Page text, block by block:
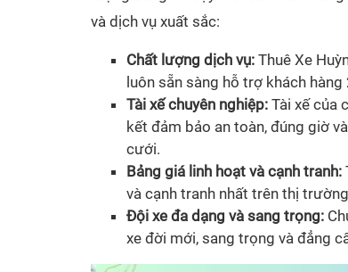
và dịch vụ xuất sắc:
Chất lượng dịch vụ: Thuê Xe
luôn sẵn sàng hỗ trợ khách
Tài xế chuyên nghiệp: Tài xế của
kết đảm bảo an toàn, đúng giờ
cưới.
Bảng giá linh hoạt và cạnh tranh:
và cạnh tranh nhất trên thị
Đội xe đa dạng và sang trọng:
xe đời mới, sang trọng và đẳng